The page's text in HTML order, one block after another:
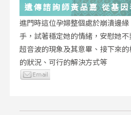
遺傳諮詢師黃品嘉 從基
進門時這位孕婦整個處於崩潰邊
手，試著穩定她的情緒，安慰她
超音波的現象及其意畢、接下來
的狀況、可行的解決方式等